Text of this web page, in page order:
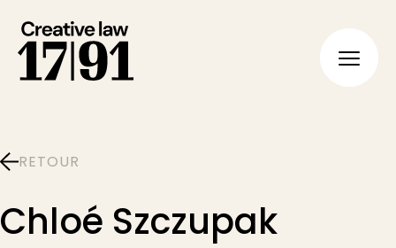
RETOUR
Chloé Szczupak